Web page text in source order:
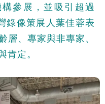
顏博文下台：認
持續到明晨 北部風
遭AI假造不雅影
截圖
「9地區」達停班課
參展，並吸引超過
錄像策展人葉佳蓉表
層、專家與非專家、
肯定。